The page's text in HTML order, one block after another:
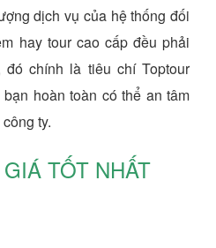
dịch vụ của hệ thống đối
hay tour cao cấp đều phải
chính là tiêu chí Toptour
hoàn toàn có thể an tâm
ty.
TỐT NHẤT